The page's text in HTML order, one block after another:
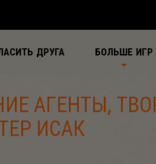
ДРУГА БОЛЬШЕ ИГР
АГЕНТЫ,
ИСАК